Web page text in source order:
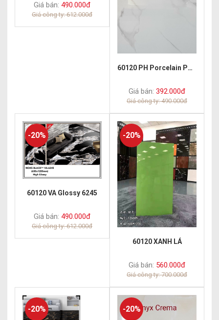
Giá bán: 490.000đ
Giá công ty: 612.000đ
60120 PH Porcelain Polish Timeless
Giá bán: 392.000đ
Giá công ty: 490.000đ
-20%
60120 VA Glossy 6245
Giá bán: 490.000đ
Giá công ty: 612.000đ
-20%
60120 XANH LÁ
Giá bán: 560.000đ
Giá công ty: 700.000đ
-20% -20%